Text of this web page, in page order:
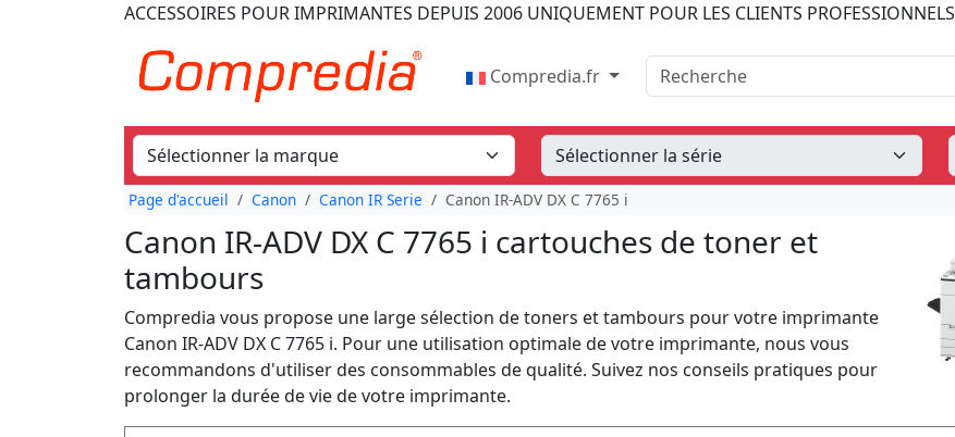
ACCESSOIRES POUR IMPRIMANTES DEPUIS 2006 UNIQUEMENT POUR LES CLIENTS PROFESSIONNELS
Compredia.fr Recherche
Page d'accueil Canon Canon IR Serie Canon IR-ADV DX C 7765 i
Canon IR-ADV DX C 7765 i cartouches de toner et
tambours
Compredia vous propose une large sélection de toners et tambours pour votre imprimante
Canon IR-ADV DX C 7765 i. Pour une utilisation optimale de votre imprimante, nous vous
recommandons d'utiliser des consommables de qualité. Suivez nos conseils pratiques pour
prolonger la durée de vie de votre imprimante.